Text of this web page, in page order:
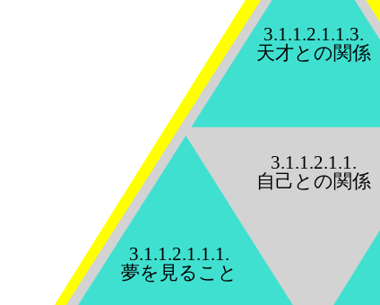
3.1.1.2.1.1.
自己との関係
3.1.1.2.1.1.1.
夢を見ること
3.1.1.2.1.1.3.
天才との関係